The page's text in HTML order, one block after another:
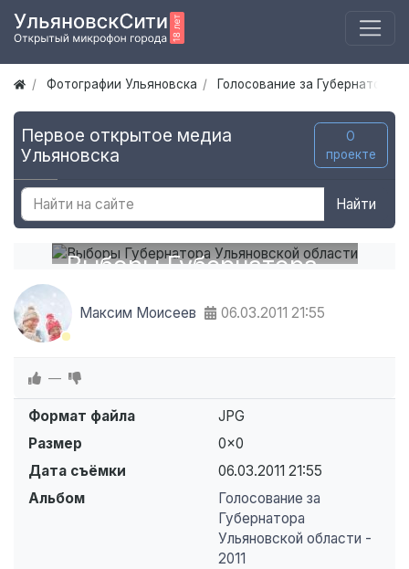
Фотографии Ульяновска Голосование за Губернатора
Первое открытое медиа
Ульяновска
О
проекте
Найти
Выборы Губернатора
Ульяновской области
Максим Моисеев 06.03.2011 21:55
—
Формат файла
JPG
Размер
0×0
Дата съёмки
06.03.2011 21:55
Альбом
Голосование за
Губернатора
Ульяновской области -
2011